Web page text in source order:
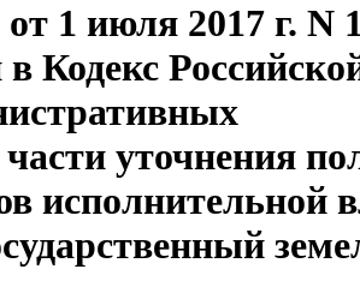
1 июля 2017 г.
Кодекс
уточнения
исполнительной